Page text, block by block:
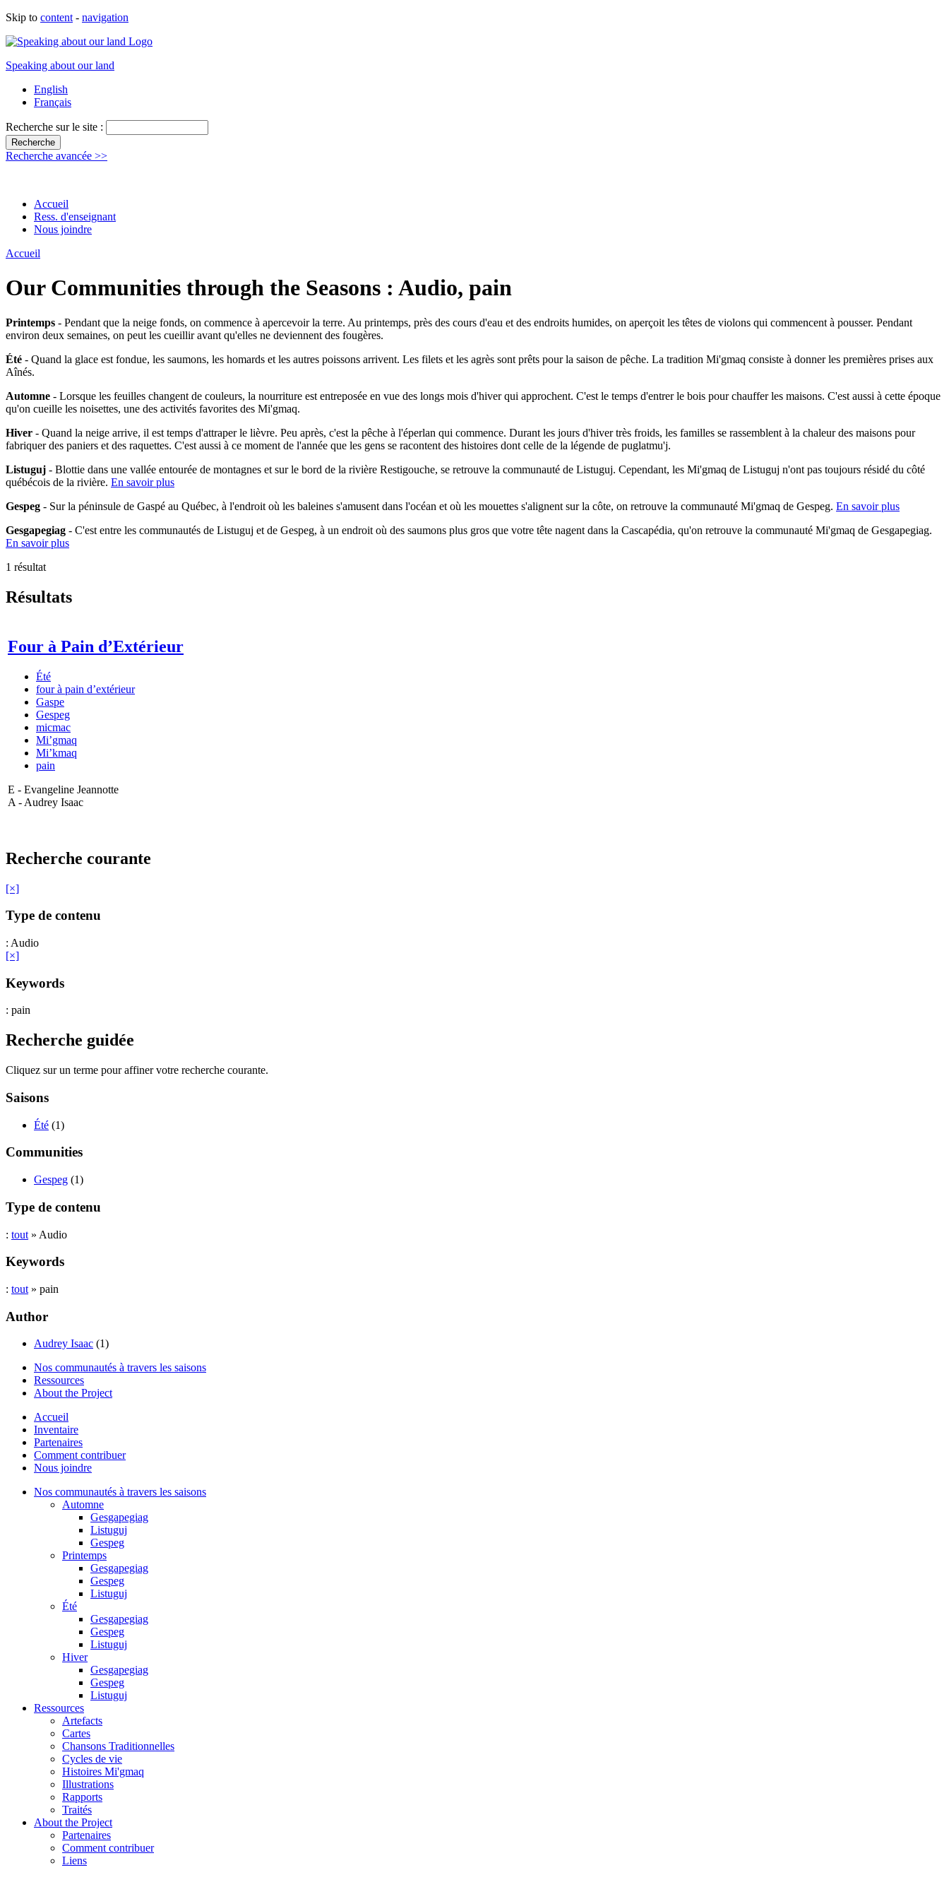
Skip to content - navigation
Speaking about our land
English
Français
Recherche sur le site :
Recherche avancée >>
Accueil
Ress. d'enseignant
Nous joindre
Accueil
Our Communities through the Seasons : Audio, pain
Printemps - Pendant que la neige fonds, on commence à apercevoir la terre. Au printemps, près des cours d'eau et des endroits humides, on aperçoit les têtes de violons qui commencent à pousser. Pendant
environ deux semaines, on peut les cueillir avant qu'elles ne deviennent des fougères.
Été - Quand la glace est fondue, les saumons, les homards et les autres poissons arrivent. Les filets et les agrès sont prêts pour la saison de pêche. La tradition Mi'gmaq consiste à donner les premières prises aux
Aînés.
Automne - Lorsque les feuilles changent de couleurs, la nourriture est entreposée en vue des longs mois d'hiver qui approchent. C'est le temps d'entrer le bois pour chauffer les maisons. C'est aussi à cette époque
qu'on cueille les noisettes, une des activités favorites des Mi'gmaq.
Hiver - Quand la neige arrive, il est temps d'attraper le lièvre. Peu après, c'est la pêche à l'éperlan qui commence. Durant les jours d'hiver très froids, les familles se rassemblent à la chaleur des maisons pour
fabriquer des paniers et des raquettes. C'est aussi à ce moment de l'année que les gens se racontent des histoires dont celle de la légende de puglatmu'j.
Listuguj - Blottie dans une vallée entourée de montagnes et sur le bord de la rivière Restigouche, se retrouve la communauté de Listuguj. Cependant, les Mi'gmaq de Listuguj n'ont pas toujours résidé du côté
québécois de la rivière. En savoir plus
Gespeg - Sur la péninsule de Gaspé au Québec, à l'endroit où les baleines s'amusent dans l'océan et où les mouettes s'alignent sur la côte, on retrouve la communauté Mi'gmaq de Gespeg. En savoir plus
Gesgapegiag - C'est entre les communautés de Listuguj et de Gespeg, à un endroit où des saumons plus gros que votre tête nagent dans la Cascapédia, qu'on retrouve la communauté Mi'gmaq de Gesgapegiag.
En savoir plus
1 résultat
Résultats
Four à Pain d’Extérieur
Été
four à pain d’extérieur
Gaspe
Gespeg
micmac
Mi’gmaq
Mi’kmaq
pain
E - Evangeline Jeannotte
A - Audrey Isaac
Recherche courante
[×]
Type de contenu
: Audio
[×]
Keywords
: pain
Recherche guidée
Cliquez sur un terme pour affiner votre recherche courante.
Saisons
Été (1)
Communities
Gespeg (1)
Type de contenu
: tout » Audio
Keywords
: tout » pain
Author
Audrey Isaac (1)
Nos communautés à travers les saisons
Ressources
About the Project
Accueil
Inventaire
Partenaires
Comment contribuer
Nous joindre
Nos communautés à travers les saisons
Automne
Gesgapegiag
Listuguj
Gespeg
Printemps
Gesgapegiag
Gespeg
Listuguj
Été
Gesgapegiag
Gespeg
Listuguj
Hiver
Gesgapegiag
Gespeg
Listuguj
Ressources
Artefacts
Cartes
Chansons Traditionnelles
Cycles de vie
Histoires Mi'gmaq
Illustrations
Rapports
Traités
About the Project
Partenaires
Comment contribuer
Liens